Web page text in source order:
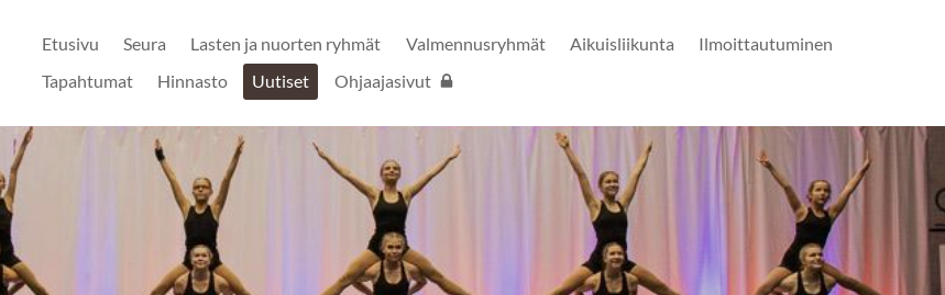
Etusivu Seura Lasten ja nuorten ryhmät Valmennusryhmät Aikuisliikunta
Ilmoittautuminen
Tapahtumat
Hinnasto Uutiset Ohjaajasivut